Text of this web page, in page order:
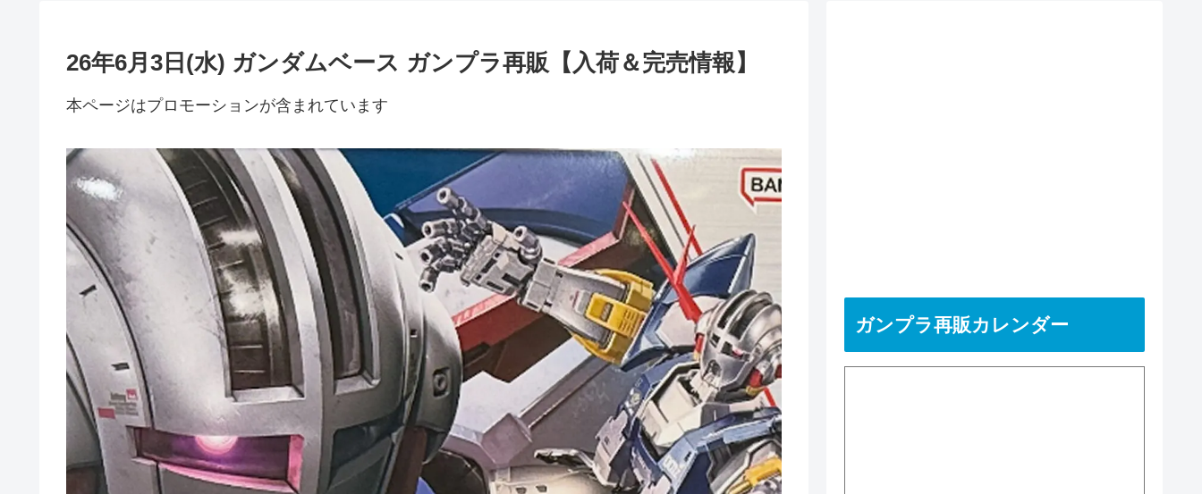
26年6月3日(水) ガンダムベース ガンプラ再販【入荷＆完売情報】
本ページはプロモーションが含まれています
ガンプラ再販カレンダー